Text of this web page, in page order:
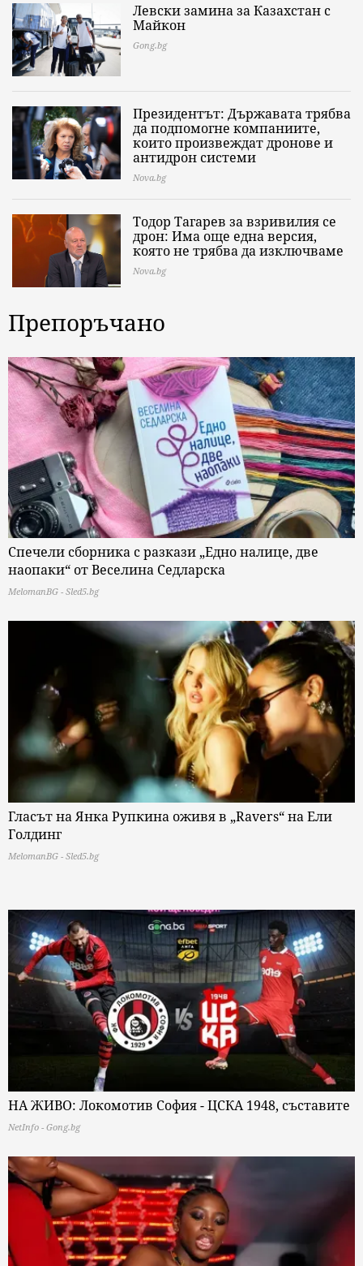
Левски замина за Казахстан с
Майкон
Gong.bg
Президентът: Държавата трябва
да подпомогне компаниите,
които произвеждат дронове и
антидрон системи
Nova.bg
Тодор Тагарев за взривилия се
дрон: Има още една версия,
която не трябва да изключваме
Nova.bg
Препоръчано
Спечели сборника с разкази „Едно налице, две
наопаки“ от Веселина Седларска
MelomanBG - Sled5.bg
Гласът на Янка Рупкина оживя в „Ravers“ на Ели
Голдинг
MelomanBG - Sled5.bg
НА ЖИВО: Локомотив София - ЦСКА 1948, съставите
NetInfo - Gong.bg